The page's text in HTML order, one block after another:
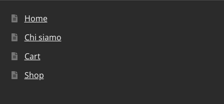
Home
Chi siamo
Cart
Shop